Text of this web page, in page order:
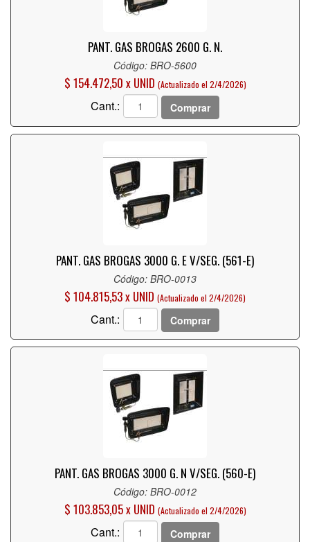
PANT. GAS BROGAS 2600 G. N.
Código: BRO-5600
$ 154.472,50 x UNID (Actualizado el 2/4/2026)
Cant.: Comprar
PANT. GAS BROGAS 3000 G. E V/SEG. (561-E)
Código: BRO-0013
$ 104.815,53 x UNID (Actualizado el 2/4/2026)
Cant.: Comprar
PANT. GAS BROGAS 3000 G. N V/SEG. (560-E)
Código: BRO-0012
$ 103.853,05 x UNID (Actualizado el 2/4/2026)
Cant.: Comprar